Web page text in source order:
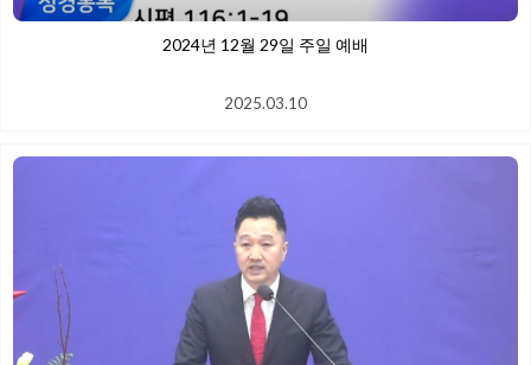
2024년 12월 29일 주일 예배
2025.03.10